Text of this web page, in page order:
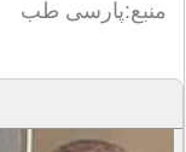
منبع:پارسی طب